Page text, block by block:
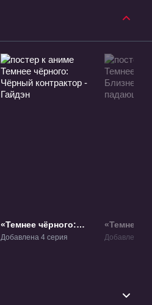
«Темнее чёрного:
Чёрный контрактор -
Добавлена 4 серия
«Темнее
Близнецы
Добавлена